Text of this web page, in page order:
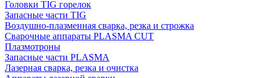
Головки TIG горелок
Запасные части TIG
Воздушно-плазменная сварка, резка и строжка
Сварочные аппараты PLASMA CUT
Плазмотроны
Запасные части PLASMA
Лазерная сварка, резка и очистка